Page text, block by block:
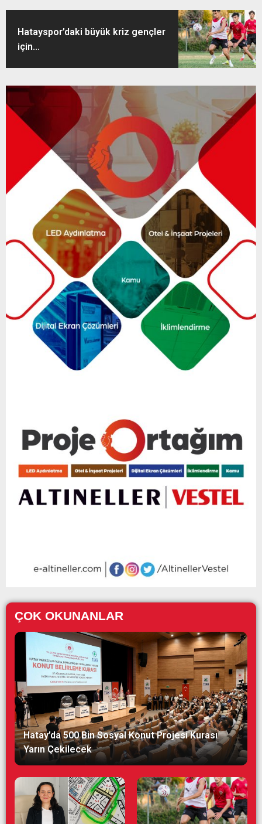
Hatayspor’daki büyük kriz gençler
için...
ÇOK OKUNANLAR
Hatay’da 500 Bin Sosyal Konut Projesi Kurası
Yarın Çekilecek